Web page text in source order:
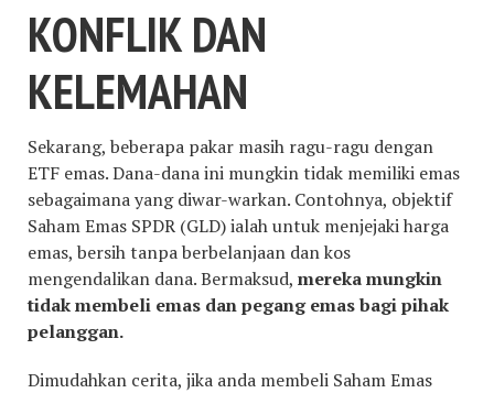
KONFLIK DAN
KELEMAHAN
Sekarang, beberapa pakar masih ragu-ragu dengan
ETF emas. Dana-dana ini mungkin tidak memiliki emas
sebagaimana yang diwar-warkan. Contohnya, objektif
Saham Emas SPDR (GLD) ialah untuk menjejaki harga
emas, bersih tanpa berbelanjaan dan kos
mengendalikan dana. Bermaksud, mereka mungkin
tidak membeli emas dan pegang emas bagi pihak
pelanggan.
Dimudahkan cerita, jika anda membeli Saham Emas